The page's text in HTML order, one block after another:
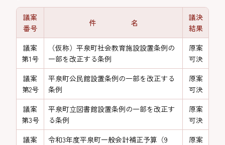
議案
番号
件 名
議決
結果
議案
第1号
（仮称）平泉町社会教育施設設置条例の
一部を改正する条例
原案
可決
議案
第2号
平泉町公民館設置条例の一部を改正する
条例
原案
可決
議案
第3号
平泉町立図書館設置条例の一部を改正す
る条例
原案
可決
議案
令和3年度平泉町一般会計補正予算（9
原案